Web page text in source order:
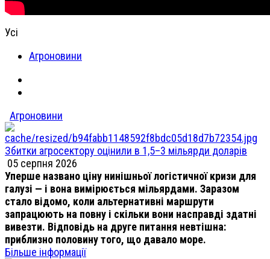
Усі
Агроновини
Агроновини
Збитки агросектору оцінили в 1,5–3 мільярди доларів
05 серпня 2026
Уперше названо ціну нинішньої логістичної кризи для
галузі — і вона вимірюється мільярдами. Заразом
стало відомо, коли альтернативні маршрути
запрацюють на повну і скільки вони насправді здатні
вивезти. Відповідь на друге питання невтішна:
приблизно половину того, що давало море.
Більше інформації